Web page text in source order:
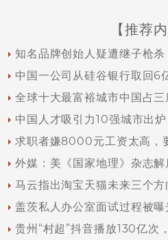
【推荐
知名品牌创始人疑遭继子枪
中国一公司从硅谷银行取回6
全球十大最富裕城市中国占
中国人才吸引力10强城市出炉
求职者嫌8000元工资太高，
外媒：美《国家地理》杂志
马云指出淘宝天猫未来三个
盖茨私人办公室面试过程被
贵州“村超”抖音播放130亿次